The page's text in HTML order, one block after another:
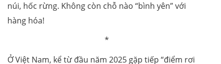
núi, hốc rừng. Không còn chỗ nào “bình yên” với
hàng hóa!
*
Ở Việt Nam, kể từ đầu năm 2025 gặp tiếp “điểm rơi